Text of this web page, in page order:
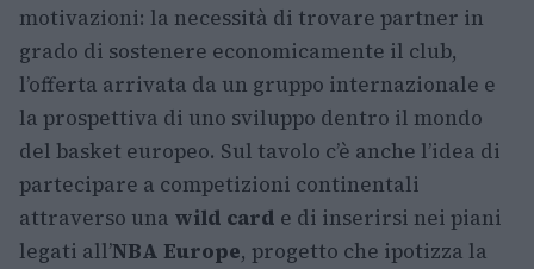
motivazioni: la necessità di trovare partner in
grado di sostenere economicamente il club,
l’offerta arrivata da un gruppo internazionale e
la prospettiva di uno sviluppo dentro il mondo
del basket europeo. Sul tavolo c’è anche l’idea di
partecipare a competizioni continentali
attraverso una wild card e di inserirsi nei piani
legati all’NBA Europe, progetto che ipotizza la